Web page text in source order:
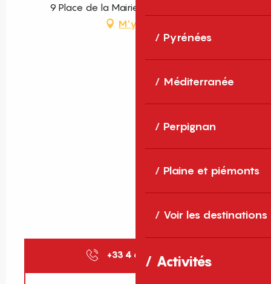
Pyrénées
Méditerranée
Perpignan
Plaine et piémonts
Voir les destinations
Activités
9 Place de la Mairie, 66210 Matemale
M'y rendre
+33 4 68 30 59 ▒▒